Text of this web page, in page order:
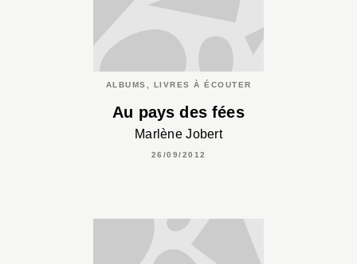
ALBUMS, LIVRES À ÉCOUTER
Au pays des fées
Marlène Jobert
26/09/2012